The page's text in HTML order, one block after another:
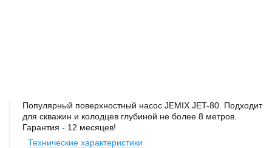
Популярный поверхностный насос JEMIX JET-80. Подходит
для скважин и колодцев глубиной не более 8 метров.
Гарантия - 12 месяцев!
Технические характеристики